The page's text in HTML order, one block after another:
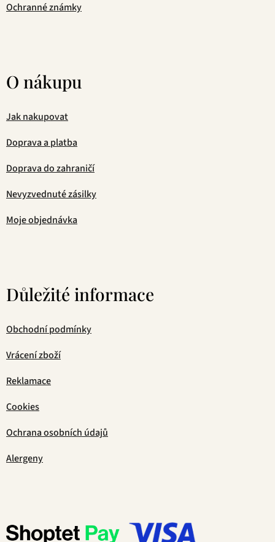
Ochranné známky
O nákupu
Jak nakupovat
Doprava a platba
Doprava do zahraničí
Nevyzvednuté zásilky
Moje objednávka
Důležité informace
Obchodní podmínky
Vrácení zboží
Reklamace
Cookies
Ochrana osobních údajů
Alergeny